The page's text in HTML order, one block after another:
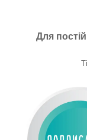
Для